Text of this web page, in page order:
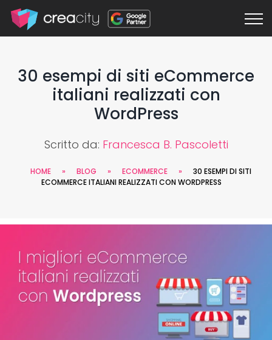
30 esempi di siti eCommerce
italiani realizzati con
WordPress
Scritto da: Francesca B. Pascoletti
HOME » BLOG » ECOMMERCE »
30 ESEMPI DI SITI
ECOMMERCE ITALIANI REALIZZATI CON WORDPRESS